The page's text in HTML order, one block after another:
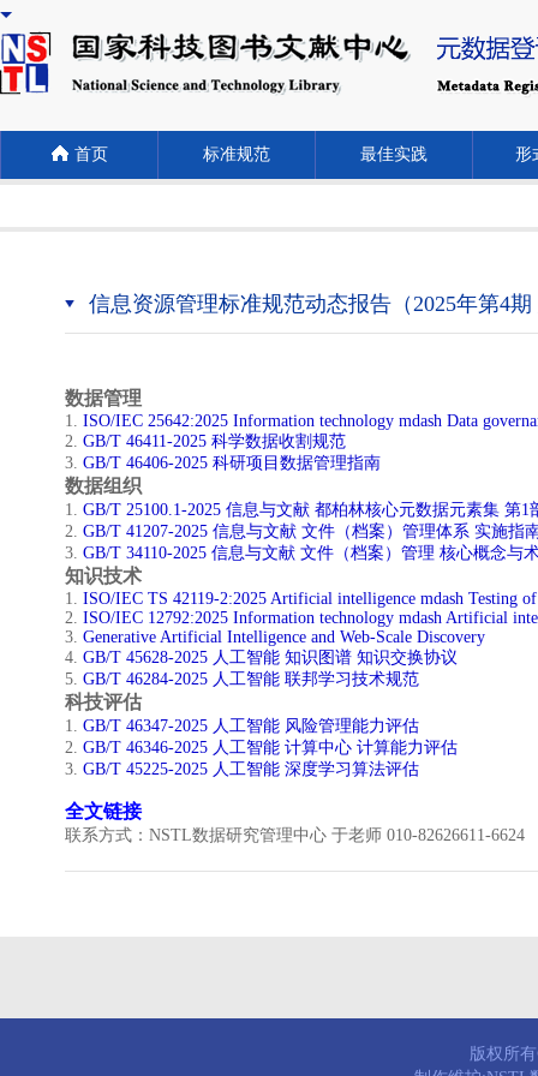
首页 标准规范 最佳实践 形
信息资源管理标准规范动态报告（2025年第4期
数据管理
​1. ISO/IEC 25642:2025 Information technology mdash Data
2. GB/T 46411-2025 科学数据收割规范
​3. GB/T 46406-2025 科研项目数据管理指南
数据组织
1. GB/T 25100.1-2025 信息与文献 都柏林核心元数据元素集 第1
2. GB/T 41207-2025 信息与文献 文件（档案）管理体系 实施指
3. GB/T 34110-2025 信息与文献 文件（档案）管理 核心概念与
知识技术
​1. ISO/IEC TS 42119-2:2025 Artificial intelligence mdash Testing
2. ISO/IEC 12792:2025 Information technology mdash Artificial
3. Generative Artificial Intelligence and Web-Scale Discovery
4. GB/T 45628-2025 人工智能 知识图谱 知识交换协议
5. GB/T 46284-2025 人工智能 联邦学习技术规范
科技评估
​1. GB/T 46347-2025 人工智能 风险管理能力评估
2. GB/T 46346-2025 人工智能 计算中心 计算能力评估
3. GB/T 45225-2025 人工智能 深度学习算法评估
全文链接
联系方式：NSTL数据研究管理中心 于老师 010-82626611-6624
版权所